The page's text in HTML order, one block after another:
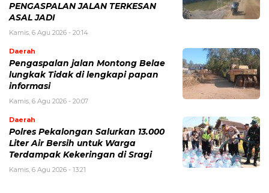
PENGASPALAN JALAN TERKESAN
ASAL JADI
Kamis, 6 Agu 2026 - 20:14
Daerah
Pengaspalan jalan Montong Belae
lungkak Tidak di lengkapi papan
informasi
Kamis, 6 Agu 2026 - 20:07
Daerah
Polres Pekalongan Salurkan 13.000
Liter Air Bersih untuk Warga
Terdampak Kekeringan di Sragi
Kamis, 6 Agu 2026 - 13:21